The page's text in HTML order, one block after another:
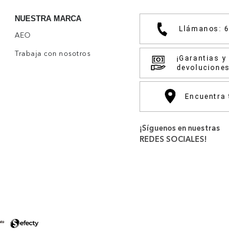
NUESTRA MARCA
AEO
Trabaja con nosotros
Llámanos:
¡Garantias y
Encuentra
¡Síguenos en nuestras
REDES SOCIALES!